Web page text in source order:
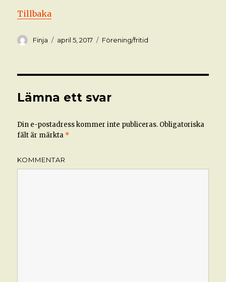
Tillbaka
Författare
Finja Postat
april 5, 2017 Kategorier
Förening/fritid
Lämna ett svar
Din e-postadress kommer inte publiceras. Obligatoriska
fält är märkta *
KOMMENTAR